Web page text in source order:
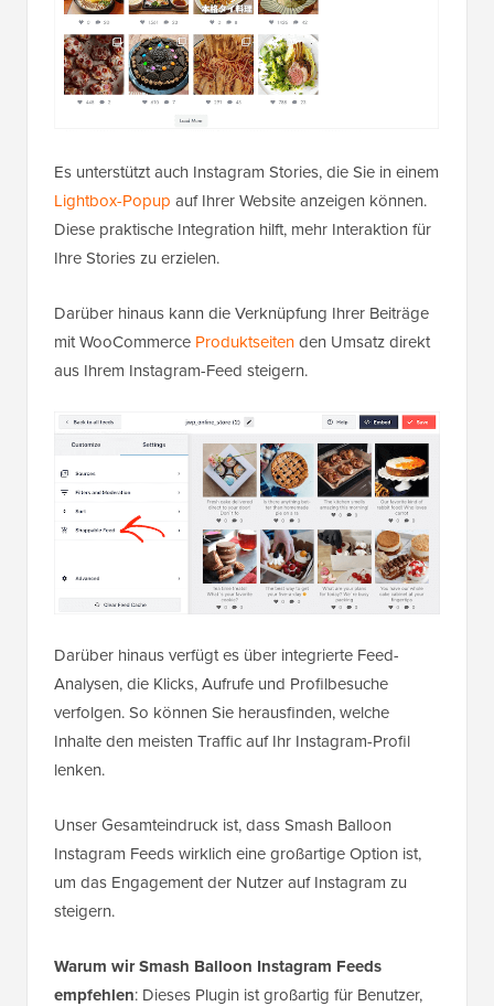
Es unterstützt auch Instagram Stories, die Sie in einem
Lightbox-Popup auf Ihrer Website anzeigen können.
Diese praktische Integration hilft, mehr Interaktion für
Ihre Stories zu erzielen.
Darüber hinaus kann die Verknüpfung Ihrer Beiträge
mit WooCommerce Produktseitenden Umsatz direkt
aus Ihrem Instagram-Feed steigern.
Darüber hinaus verfügt es über integrierte Feed-
Analysen, die Klicks, Aufrufe und Profilbesuche
verfolgen. So können Sie herausfinden, welche
Inhalte den meisten Traffic auf Ihr Instagram-Profil
lenken.
Unser Gesamteindruck ist, dass Smash Balloon
Instagram Feeds wirklich eine großartige Option ist,
um das Engagement der Nutzer auf Instagram zu
steigern.
Warum wir Smash Balloon Instagram Feeds
empfehlen: Dieses Plugin ist großartig für Benutzer,